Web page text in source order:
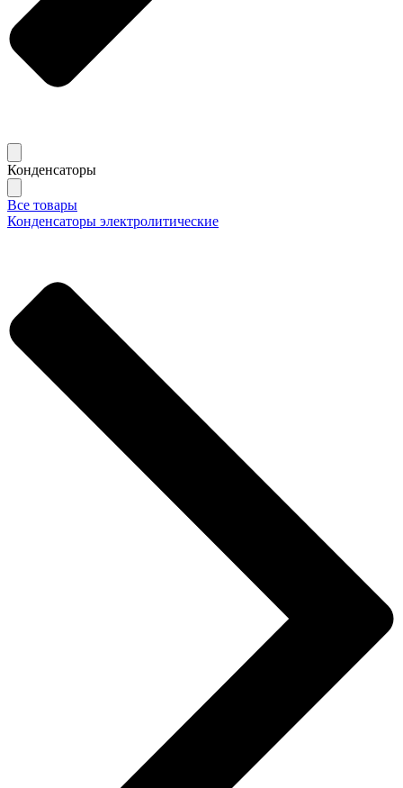
Конденсаторы
Все товары
Конденсаторы электролитические